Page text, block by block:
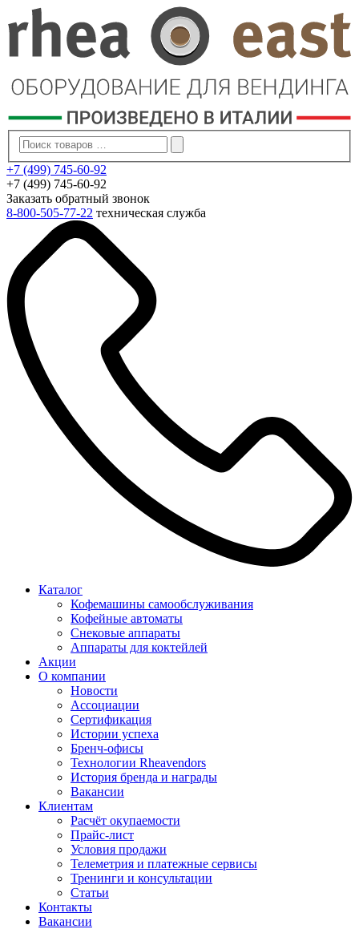
+7 (499) 745-60-92
+7 (499) 745-60-92
Заказать обратный звонок
8-800-505-77-22 техническая служба
Каталог
Кофемашины самообслуживания
Кофейные автоматы
Снековые аппараты
Аппараты для коктейлей
Акции
О компании
Новости
Ассоциации
Сертификация
Истории успеха
Бренч-офисы
Технологии Rheavendors
История бренда и награды
Вакансии
Клиентам
Расчёт окупаемости
Прайс-лист
Условия продажи
Телеметрия и платежные сервисы
Тренинги и консультации
Статьи
Контакты
Вакансии